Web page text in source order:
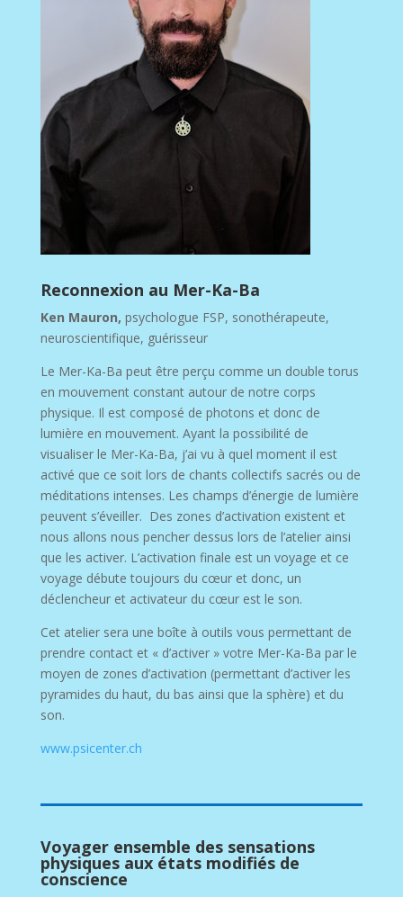
Reconnexion au Mer-Ka-Ba
Ken Mauron, psychologue FSP, sonothérapeute,
neuroscientifique, guérisseur
Le Mer-Ka-Ba peut être perçu comme un double torus
en mouvement constant autour de notre corps
physique. Il est composé de photons et donc de
lumière en mouvement. Ayant la possibilité de
visualiser le Mer-Ka-Ba, j’ai vu à quel moment il est
activé que ce soit lors de chants collectifs sacrés ou de
méditations intenses. Les champs d’énergie de lumière
peuvent s’éveiller. Des zones d’activation existent et
nous allons nous pencher dessus lors de l’atelier ainsi
que les activer. L’activation finale est un voyage et ce
voyage débute toujours du cœur et donc, un
déclencheur et activateur du cœur est le son.
Cet atelier sera une boîte à outils vous permettant de
prendre contact et « d’activer » votre Mer-Ka-Ba par le
moyen de zones d’activation (permettant d’activer les
pyramides du haut, du bas ainsi que la sphère) et du
son.
www.psicenter.ch
Voyager ensemble des sensations
physiques aux états modifiés de
conscience